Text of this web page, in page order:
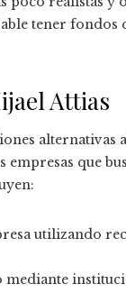
tener fondos
Attias
alternativas
que
utilizando